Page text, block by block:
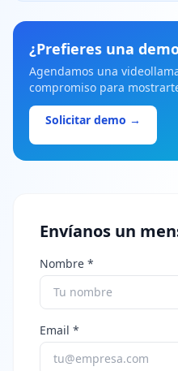
¿Prefieres una
Agendamos una
compromiso para
Solicitar demo →
Envíanos un
Nombre *
Email *